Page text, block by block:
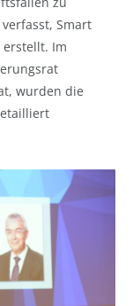
Smart
erstellt. Im
wurden die